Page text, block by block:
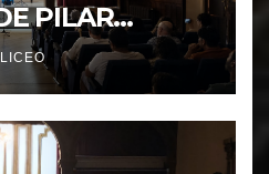
PILAR
ARABEL
LICEO